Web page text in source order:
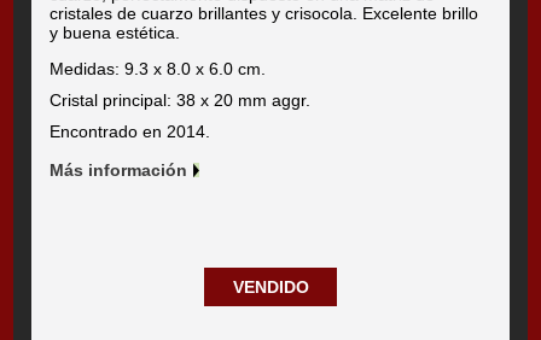
cristales de cuarzo brillantes y crisocola. Excelente brillo
y buena estética.
Medidas: 9.3 x 8.0 x 6.0 cm.
Cristal principal: 38 x 20 mm aggr.
Encontrado en 2014.
Más información
VENDIDO